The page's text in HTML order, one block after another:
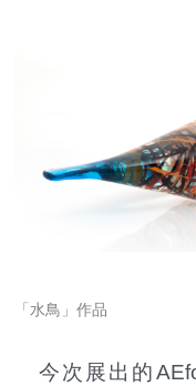
「水鳥」作品
今次展出的